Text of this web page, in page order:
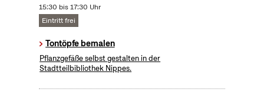
15:30 bis 17:30 Uhr
Eintritt frei
Tontöpfe bemalen
Pflanzgefäße selbst gestalten in der
Stadtteilbibliothek Nippes.